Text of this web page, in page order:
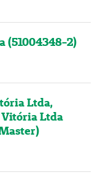
(51004348-2)
Ltda,
Vitória Ltda